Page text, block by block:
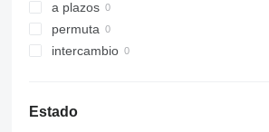
a plazos
permuta
intercambio
Estado